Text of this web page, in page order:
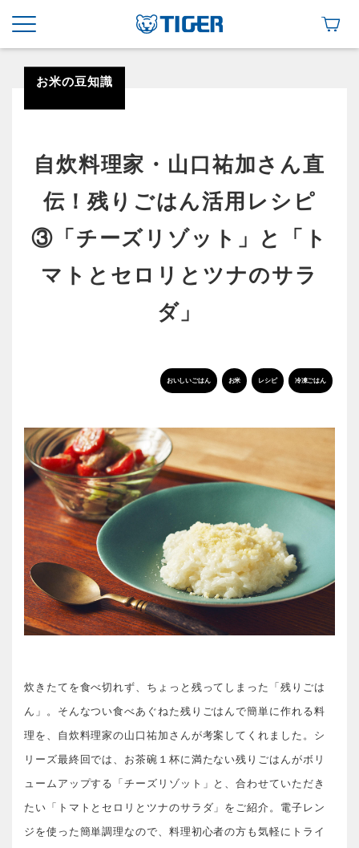
お米の豆知識
自炊料理家・山口祐加さん直
伝！残りごはん活用レシピ
③「チーズリゾット」と「ト
マトとセロリとツナのサラ
ダ」
おいしいごはん お米 レシピ 冷凍ごはん
炊きたてを食べ切れず、ちょっと残ってしまった「残りごは
ん」。そんなつい食べあぐねた残りごはんで簡単に作れる料
理を、自炊料理家の山口祐加さんが考案してくれました。シ
リーズ最終回では、お茶碗１杯に満たない残りごはんがボリ
ュームアップする「チーズリゾット」と、合わせていただき
たい「トマトとセロリとツナのサラダ」をご紹介。電子レン
ジを使った簡単調理なので、料理初心者の方も気軽にトライ